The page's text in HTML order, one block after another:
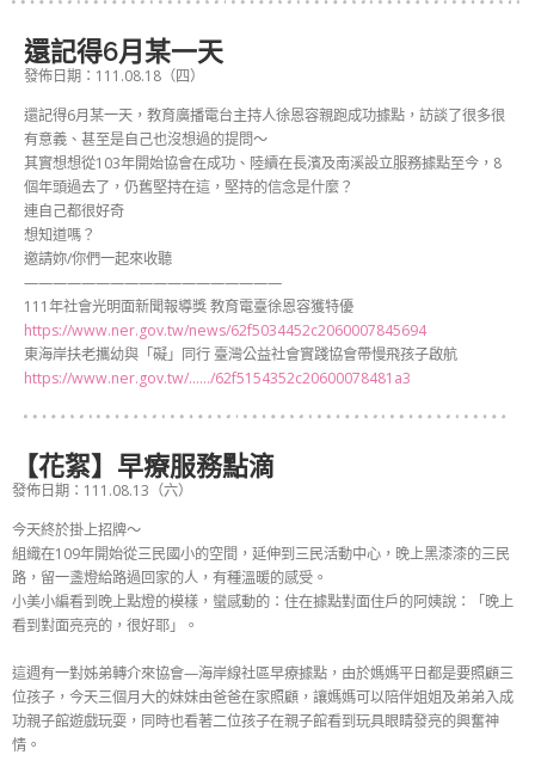
還記得6月某一天
發佈日期：111.08.18（四）
還記得6月某一天，教育廣播電台主持人徐恩容親跑成功據點，訪談了很多很
有意義、甚至是自己也沒想過的提問～
其實想想從103年開始協會在成功、陸續在長濱及南溪設立服務據點至今，8
個年頭過去了，仍舊堅持在這，堅持的信念是什麼？
連自己都很好奇
想知道嗎？
邀請妳/你們一起來收聽
——————————————————
111年社會光明面新聞報導獎 教育電臺徐恩容獲特優
https://www.ner.gov.tw/news/62f5034452c2060007845694
東海岸扶老攜幼與「礙」同行 臺灣公益社會實踐協會帶慢飛孩子啟航
https://www.ner.gov.tw/……/62f5154352c20600078481a3
【花絮】早療服務點滴
發佈日期：111.08.13（六）
今天終於掛上招牌～
組織在109年開始從三民國小的空間，延伸到三民活動中心，晚上黑漆漆的三民
路，留一盞燈給路過回家的人，有種溫暖的感受。
小美小編看到晚上點燈的模樣，蠻感動的：住在據點對面住戶的阿姨說：「晚上
看到對面亮亮的，很好耶」。
這週有一對姊弟轉介來協會—海岸線社區早療據點，由於媽媽平日都是要照顧三
位孩子，今天三個月大的妹妹由爸爸在家照顧，讓媽媽可以陪伴姐姐及弟弟入成
功親子館遊戲玩耍，同時也看著二位孩子在親子館看到玩具眼睛發亮的興奮神
情。